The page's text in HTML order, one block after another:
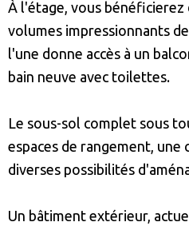
À l'étage, vous bénéficierez
volumes impressionnants
l'une donne accès à un
bain neuve avec toilettes.
Le sous-sol complet sous
espaces de rangement, une
diverses possibilités
Un bâtiment extérieur,